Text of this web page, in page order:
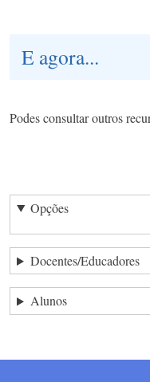
E agora...
Podes consultar outros
Opções
Docentes/Educadores
Alunos